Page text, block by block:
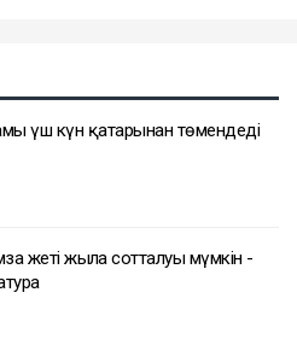
үш күн қатарынан төмендеді
жеті жылға сотталуы мүмкін -